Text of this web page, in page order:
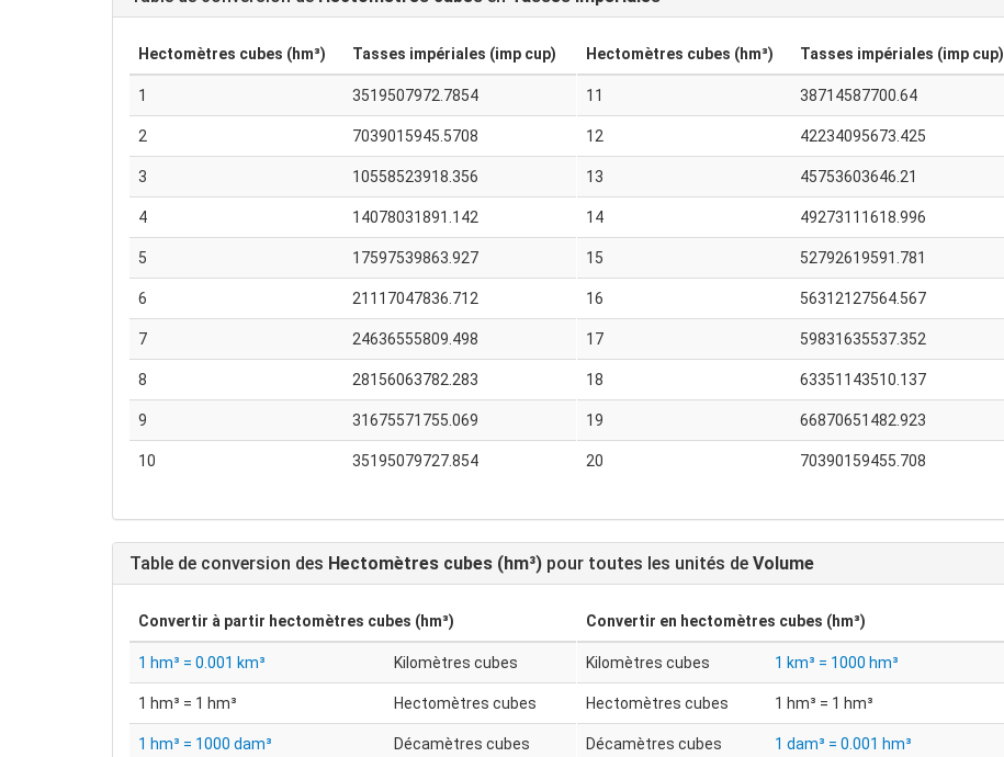
Hectomètres cubes (hm³) Tasses impériales (imp cup)
1 3519507972.7854
2 7039015945.5708
3 10558523918.356
4 14078031891.142
5 17597539863.927
6 21117047836.712
7 24636555809.498
8 28156063782.283
9 31675571755.069
10 35195079727.854
Hectomètres cubes (hm³) Tasses impériales (imp cup)
11 38714587700.64
12 42234095673.425
13 45753603646.21
14 49273111618.996
15 52792619591.781
16 56312127564.567
17 59831635537.352
18 63351143510.137
19 66870651482.923
20 70390159455.708
Table de conversion des Hectomètres cubes (hm³) pour toutes les unités de Volume
Convertir à partir hectomètres cubes (hm³)
1 hm³ = 0.001 km³ Kilomètres cubes
1 hm³ = 1 hm³ Hectomètres cubes
1 hm³ = 1000 dam³ Décamètres cubes
Convertir en hectomètres cubes (hm³)
Kilomètres cubes 1 km³ = 1000 hm³
Hectomètres cubes 1 hm³ = 1 hm³
Décamètres cubes 1 dam³ = 0.001 hm³